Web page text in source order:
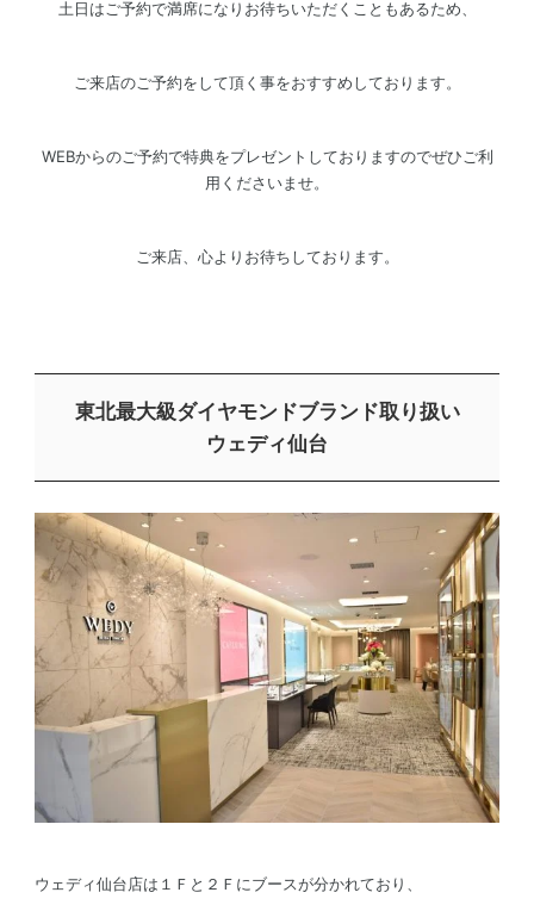
土日はご予約で満席になりお待ちいただくこともあるため、
ご来店のご予約をして頂く事をおすすめしております。
WEBからのご予約で特典をプレゼントしておりますのでぜひご利
用くださいませ。
ご来店、心よりお待ちしております。
東北最大級ダイヤモンドブランド取り扱い
ウェディ仙台
ウェディ仙台店は１Ｆと２Ｆにブースが分かれており、